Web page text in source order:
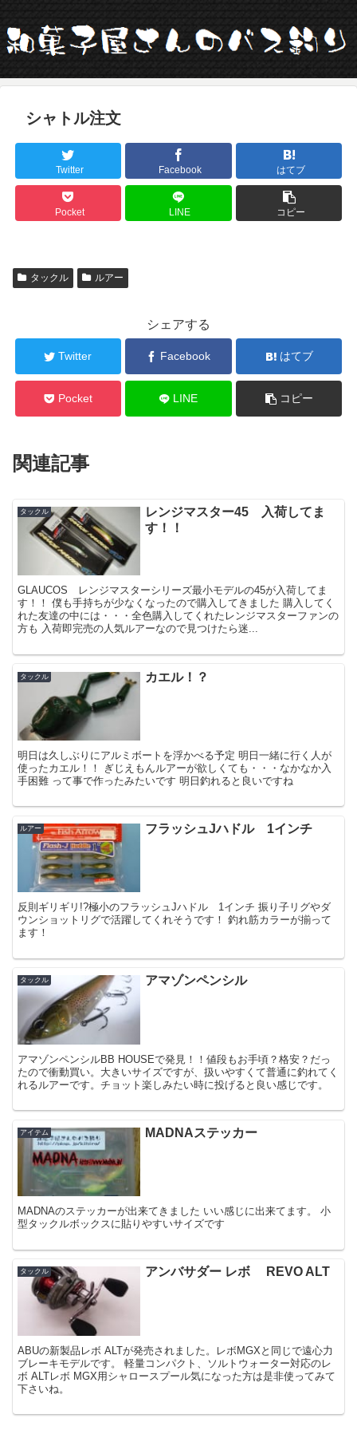
シャトル注文
Twitter Facebook はてブ
Pocket LINE コピー
タックル ルアー
シェアする
Twitter Facebook はてブ
Pocket LINE コピー
関連記事
タックル
レンジマスター45 入荷してま
す！！
GLAUCOS レンジマスターシリーズ最小モデルの45が入荷してま
す！！ 僕も手持ちが少なくなったので購入してきました 購入してく
れた友達の中には・・・全色購入してくれたレンジマスターファンの
方も 入荷即完売の人気ルアーなので見つけたら迷...
タックル カエル！？
明日は久しぶりにアルミボートを浮かべる予定 明日一緒に行く人が
使ったカエル！！ ぎじえもんルアーが欲しくても・・・なかなか入
手困難 って事で作ったみたいです 明日釣れると良いですね
ルアー フラッシュJハドル 1インチ
反則ギリギリ!?極小のフラッシュJハドル 1インチ 振り子リグやダ
ウンショットリグで活躍してくれそうです！ 釣れ筋カラーが揃って
ます！
タックル アマゾンペンシル
アマゾンペンシルBB HOUSEで発見！！値段もお手頃？格安？だっ
たので衝動買い。大きいサイズですが、扱いやすくて普通に釣れてく
れるルアーです。チョット楽しみたい時に投げると良い感じです。
アイテム MADNAステッカー
MADNAのステッカーが出来てきました いい感じに出来てます。 小
型タックルボックスに貼りやすいサイズです
タックル アンバサダー レボ REVO ALT
ABUの新製品レボ ALTが発売されました。レボMGXと同じで遠心力
ブレーキモデルです。 軽量コンパクト、ソルトウォーター対応のレ
ボ ALTレボ MGX用シャロースプール気になった方は是非使ってみて
下さいね。